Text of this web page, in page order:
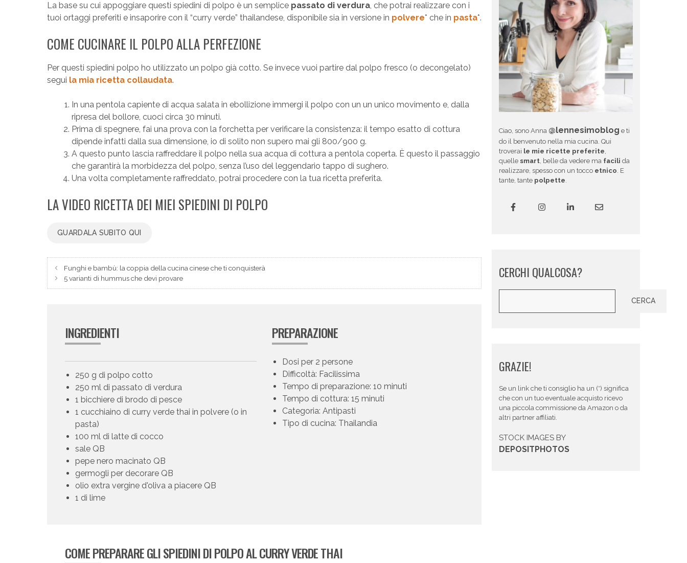
La base su cui appoggiare questi spiedini di polpo è un semplice passato di verdura, che potrai realizzare con i
tuoi ortaggi preferiti e insaporire con il “curry verde” thailandese, disponibile sia in versione in polvere* che in pasta*.
COME CUCINARE IL POLPO ALLA PERFEZIONE
Per questi spiedini polpo ho utilizzato un polpo già cotto. Se invece vuoi partire dal polpo fresco (o decongelato)
segui la mia ricetta collaudata.
In una pentola capiente di acqua salata in ebollizione immergi il polpo con un un unico movimento e, dalla
ripresa del bollore, cuoci circa 30 minuti.
Prima di spegnere, fai una prova con la forchetta per verificare la consistenza: il tempo esatto di cottura
dipende infatti dalla sua dimensione, io di solito non supero mai gli 800/900 g.
A questo punto lascia raffreddare il polpo nella sua acqua di cottura a pentola coperta. È questo il passaggio
che garantirà la morbidezza del polpo, senza l’uso del leggendario tappo di sughero.
Una volta completamente raffreddato, potrai procedere con la tua ricetta preferita.
LA VIDEO RICETTA DEI MIEI SPIEDINI DI POLPO
GUARDALA SUBITO QUI
Funghi e bambù: la coppia della cucina cinese che ti conquisterà
5 varianti di hummus che devi provare
INGREDIENTI
250 g di polpo cotto
250 ml di passato di verdura
1 bicchiere di brodo di pesce
1 cucchiaino di curry verde thai in polvere (o in
pasta)
100 ml di latte di cocco
sale QB
pepe nero macinato QB
germogli per decorare QB
olio extra vergine d'oliva a piacere QB
1 di lime
PREPARAZIONE
Dosi per 2 persone
Difficoltà: Facilissima
Tempo di preparazione: 10 minuti
Tempo di cottura: 15 minuti
Categoria: Antipasti
Tipo di cucina: Thailandia
COME PREPARARE GLI SPIEDINI DI POLPO AL CURRY VERDE THAI
Ciao, sono Anna @lennesimoblog e ti
do il benvenuto nella mia cucina. Qui
troverai le mie ricette preferite,
quelle smart, belle da vedere ma facili da
realizzare, spesso con un tocco etnico. E
tante, tante polpette.
CERCHI QUALCOSA?
CERCA
GRAZIE!
Se un link che ti consiglio ha un (*) significa
che con un tuo eventuale acquisto ricevo
una piccola commissione da Amazon o da
altri partner affiliati.
STOCK IMAGES BY
DEPOSITPHOTOS